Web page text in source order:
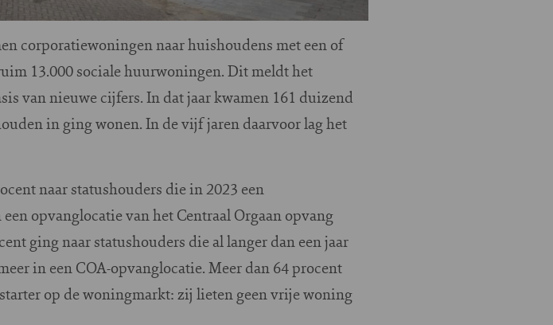
corporatiewoningen naar huishoudens met een of
13.000 sociale huurwoningen. Dit meldt het
van nieuwe cijfers. In dat jaar kwamen 161 duizend
in ging wonen. In de vijf jaren daarvoor lag het
naar statushouders die in 2023 een
opvanglocatie van het Centraal Orgaan opvang
ging naar statushouders die al langer dan een jaar
in een COA-opvanglocatie. Meer dan 64 procent
op de woningmarkt: zij lieten geen vrije woning